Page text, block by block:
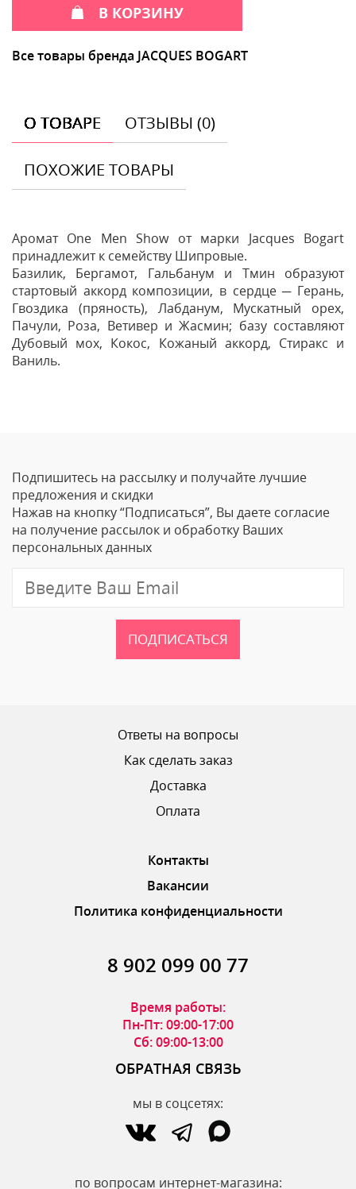
В КОРЗИНУ
Все товары бренда JACQUES BOGART
О ТОВАРЕ ОТЗЫВЫ (0)
ПОХОЖИЕ ТОВАРЫ
Аромат One Men Show от марки Jacques Bogart
принадлежит к семейству Шипровые.
Базилик, Бергамот, Гальбанум и Тмин образуют
стартовый аккорд композиции, в сердце ─ Герань,
Гвоздика (пряность), Лабданум, Мускатный орех,
Пачули, Роза, Ветивер и Жасмин; базу составляют
Дубовый мох, Кокос, Кожаный аккорд, Стиракс и
Ваниль.
Ваше Имя
Email
ОТПРАВИТЬ ОТЗЫВ
Подпишитесь на рассылку и получайте лучшие
предложения и скидки
Нажав на кнопку “Подписаться”, Вы даете согласие
на получение рассылок и обработку Ваших
персональных данных
ПОДПИСАТЬСЯ
Ответы на вопросы
Как сделать заказ
Доставка
Оплата
Контакты
Вакансии
Политика конфиденциальности
8 902 099 00 77
Время работы:
Пн-Пт: 09:00-17:00
Сб: 09:00-13:00
ОБРАТНАЯ СВЯЗЬ
мы в соцсетях:
по вопросам интернет-магазина: